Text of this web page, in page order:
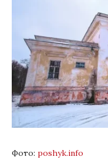
Фото: poshyk.info